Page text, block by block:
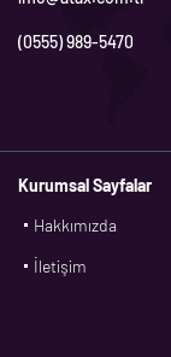
(0555) 989-5470
Kurumsal Sayfalar
Hakkımızda
İletişim